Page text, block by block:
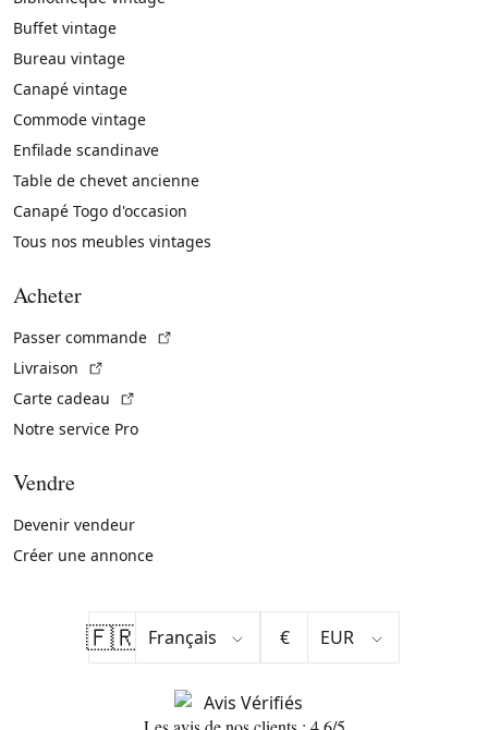
Buffet vintage
Bureau vintage
Canapé vintage
Commode vintage
Enfilade scandinave
Table de chevet ancienne
Canapé Togo d'occasion
Tous nos meubles vintages
Acheter
Passer commande
Livraison
Carte cadeau
Notre service Pro
Vendre
Devenir vendeur
Créer une annonce
🇫🇷 €